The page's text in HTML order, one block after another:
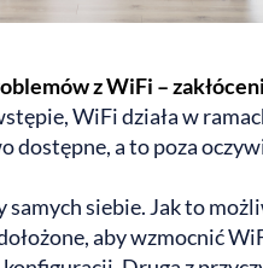
z WiFi –
WiFi działa w
dostępne, a to poza
samych siebie. Jak to
aby wzmocnić